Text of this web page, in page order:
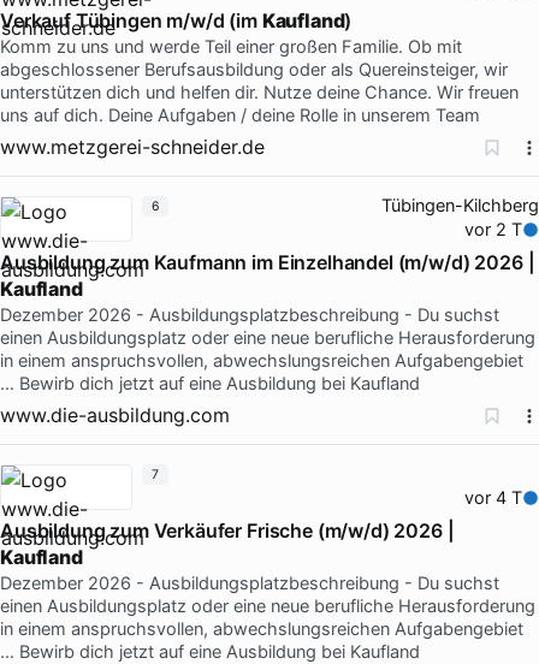
Verkauf Tübingen m/w/d (im Kaufland)
Komm zu uns und werde Teil einer großen Familie. Ob mit
abgeschlossener Berufsausbildung oder als Quereinsteiger, wir
unterstützen dich und helfen dir. Nutze deine Chance. Wir freuen
uns auf dich. Deine Aufgaben / deine Rolle in unserem Team
www.metzgerei-schneider.de
Tübingen-Kilchberg
vor 2 T
Ausbildung zum Kaufmann im Einzelhandel (m/w/d) 2026 |
Kaufland
Dezember 2026 - Ausbildungsplatzbeschreibung - Du suchst
einen Ausbildungsplatz oder eine neue berufliche Herausforderung
in einem anspruchsvollen, abwechslungsreichen Aufgabengebiet
… Bewirb dich jetzt auf eine Ausbildung bei Kaufland
www.die-ausbildung.com
6
vor 4 T
Ausbildung zum Verkäufer Frische (m/w/d) 2026 |
Kaufland
Dezember 2026 - Ausbildungsplatzbeschreibung - Du suchst
einen Ausbildungsplatz oder eine neue berufliche Herausforderung
in einem anspruchsvollen, abwechslungsreichen Aufgabengebiet
… Bewirb dich jetzt auf eine Ausbildung bei Kaufland
7